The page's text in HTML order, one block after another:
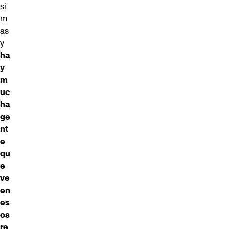
si
m
as
y
ha
y
m
uc
ha
ge
nt
e
qu
e
ve
en
es
os